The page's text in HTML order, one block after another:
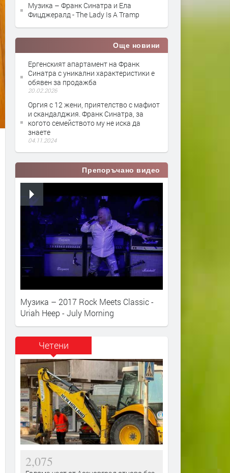
Музика – Франк Синатра и Ела
Фицджералд - The Lady Is A Tramp
Още новини
Ергенският апартамент на Франк
Синатра с уникални характеристики е
обявен за продажба
20.02.2026
Оргия с 12 жени, приятелство с мафиот
и скандалджия. Франк Синатра, за
когото семейството му не иска да
знаете
04.11.2024
Препоръчано видео
Музика – 2017 Rock Meets Classic -
Uriah Heep - July Morning
Четени
2,075